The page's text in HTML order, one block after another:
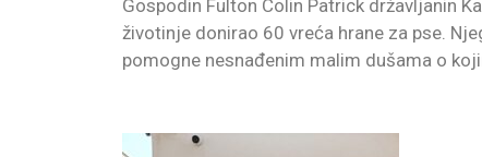
Gospodin Fulton Colin Patrick državljanin
životinje donirao 60 vreća hrane za pse.
pomogne nesnađenim malim dušama o